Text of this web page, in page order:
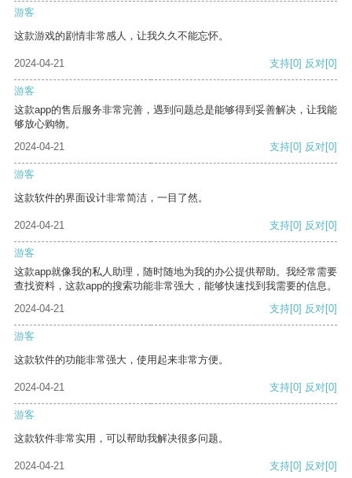
游客
这款游戏的剧情非常感人，让我久久不能忘怀。
2024-04-21 支持[0] 反对[0]
游客
这款app的售后服务非常完善，遇到问题总是能够得到妥善解决，让我能
够放心购物。
2024-04-21
支持[0] 反对[0]
游客
这款软件的界面设计非常简洁，一目了然。
2024-04-21 支持[0] 反对[0]
游客
这款app就像我的私人助理，随时随地为我的办公提供帮助。我经常需要
查找资料，这款app的搜索功能非常强大，能够快速找到我需要的信息。
2024-04-21
支持[0] 反对[0]
游客
这款软件的功能非常强大，使用起来非常方便。
2024-04-21 支持[0] 反对[0]
游客
这款软件非常实用，可以帮助我解决很多问题。
2024-04-21 支持[0] 反对[0]